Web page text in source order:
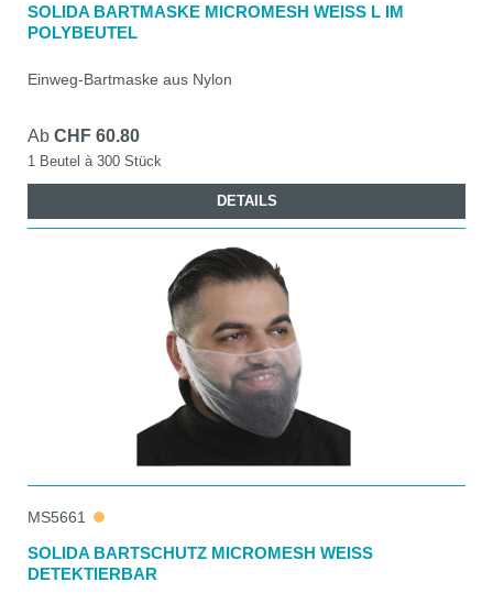
SOLIDA BARTMASKE MICROMESH WEISS L IM
POLYBEUTEL
Einweg-Bartmaske aus Nylon
Ab CHF 60.80
1 Beutel à 300 Stück
DETAILS
MS5661
SOLIDA BARTSCHUTZ MICROMESH WEISS
DETEKTIERBAR